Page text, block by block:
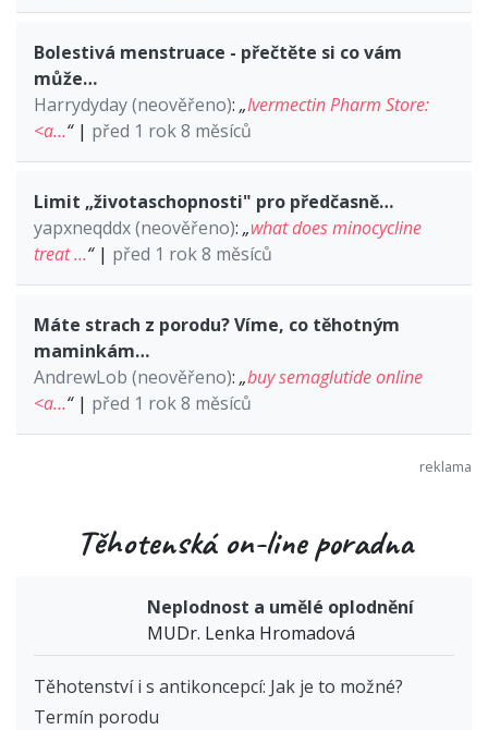
Bolestivá menstruace - přečtěte si co vám
může…
Harrydyday (neověřeno): „Ivermectin Pharm Store:
<a…“| před 1 rok 8 měsíců
Limit „životaschopnosti" pro předčasně…
yapxneqddx (neověřeno): „what does minocycline
treat …“| před 1 rok 8 měsíců
Máte strach z porodu? Víme, co těhotným
maminkám…
AndrewLob (neověřeno): „buy semaglutide online
<a…“| před 1 rok 8 měsíců
Těhotenská on-line poradna
Neplodnost a umělé oplodnění
MUDr. Lenka Hromadová
Těhotenství i s antikoncepcí: Jak je to možné?
Termín porodu